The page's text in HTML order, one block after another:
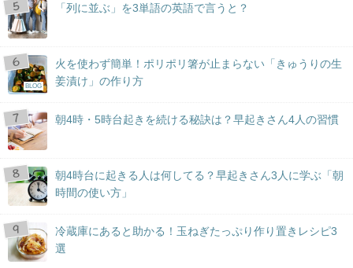
「列に並ぶ」を3単語の英語で言うと？
BLOG
火を使わず簡単！ポリポリ箸が止まらない「きゅうりの生
姜漬け」の作り方
朝4時・5時台起きを続ける秘訣は？早起きさん4人の習慣
朝4時台に起きる人は何してる？早起きさん3人に学ぶ「朝
時間の使い方」
冷蔵庫にあると助かる！玉ねぎたっぷり作り置きレシピ3
選